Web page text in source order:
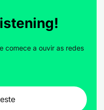
comece a ouvir as redes